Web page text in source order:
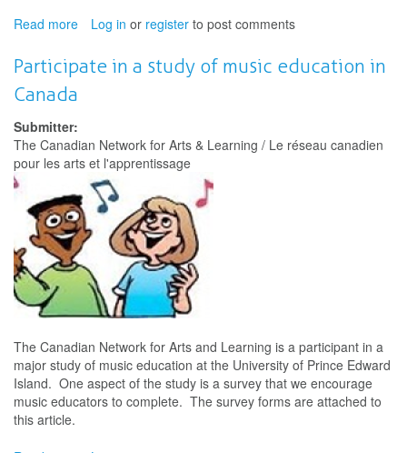
but
Read more about
à
une
musicale
au
Canada.
Log in or register to post comments
Participate in a study of music education in
Canada
Submitter:
The Canadian Network for Arts & Learning / Le réseau canadien
pour les arts et l'apprentissage
The Canadian Network for Arts and Learning is a participant in a
major study of music education at the University of Prince Edward
Island. One aspect of the study is a survey that we encourage
music educators to complete. The survey forms are attached to
this article.